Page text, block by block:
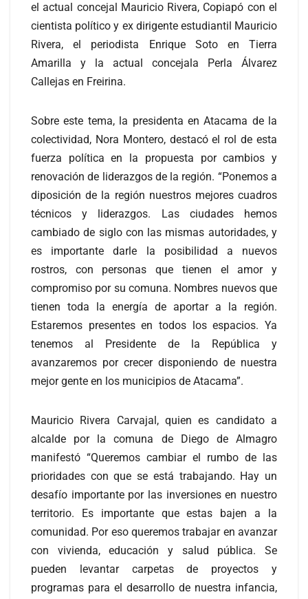
el actual concejal Mauricio Rivera, Copiapó con el
cientista político y ex dirigente estudiantil Mauricio
Rivera, el periodista Enrique Soto en Tierra
Amarilla y la actual concejala Perla Álvarez
Callejas en Freirina.
Sobre este tema, la presidenta en Atacama de la
colectividad, Nora Montero, destacó el rol de esta
fuerza política en la propuesta por cambios y
renovación de liderazgos de la región. “Ponemos a
diposición de la región nuestros mejores cuadros
técnicos y liderazgos. Las ciudades hemos
cambiado de siglo con las mismas autoridades, y
es importante darle la posibilidad a nuevos
rostros, con personas que tienen el amor y
compromiso por su comuna. Nombres nuevos que
tienen toda la energía de aportar a la región.
Estaremos presentes en todos los espacios. Ya
tenemos al Presidente de la República y
avanzaremos por crecer disponiendo de nuestra
mejor gente en los municipios de Atacama”.
Mauricio Rivera Carvajal, quien es candidato a
alcalde por la comuna de Diego de Almagro
manifestó “Queremos cambiar el rumbo de las
prioridades con que se está trabajando. Hay un
desafío importante por las inversiones en nuestro
territorio. Es importante que estas bajen a la
comunidad. Por eso queremos trabajar en avanzar
con vivienda, educación y salud pública. Se
pueden levantar carpetas de proyectos y
programas para el desarrollo de nuestra infancia,